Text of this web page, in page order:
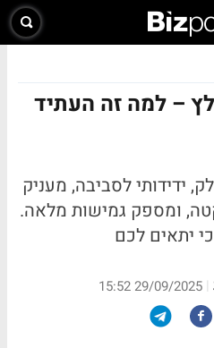
– למה זה העתיד
ידידותי לסביבה, מעניק
ומספק גמישות מלאה.
יתאים לכם
|
29/09/2025 15:52